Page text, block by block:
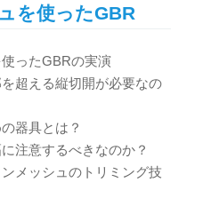
を使ったGBR
ったGBRの実演
超える縦切開が必要なの
器具とは？
注意するべきなのか？
メッシュのトリミング技